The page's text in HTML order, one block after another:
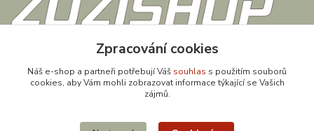
obchod@zuzishop.cz
Zpracování cookies
Náš e-shop a partneři potřebují Váš souhlas s použitím souborů
cookies, aby Vám mohli zobrazovat informace týkající se Vašich
zájmů.